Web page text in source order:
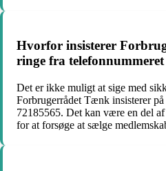
Hvorfor insisterer
ringe fra telefonnummeret
Det er ikke muligt at sige med
Forbrugerrådet Tænk insisterer
72185565. Det kan være en del
for at forsøge at sælge